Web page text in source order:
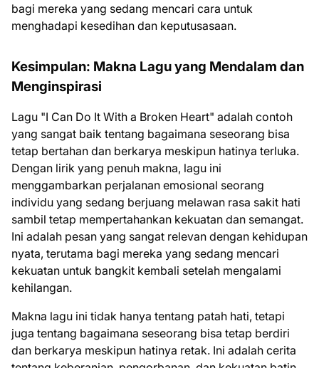
bagi mereka yang sedang mencari cara untuk
menghadapi kesedihan dan keputusasaan.
Kesimpulan: Makna Lagu yang Mendalam dan
Menginspirasi
Lagu "I Can Do It With a Broken Heart" adalah contoh
yang sangat baik tentang bagaimana seseorang bisa
tetap bertahan dan berkarya meskipun hatinya terluka.
Dengan lirik yang penuh makna, lagu ini
menggambarkan perjalanan emosional seorang
individu yang sedang berjuang melawan rasa sakit hati
sambil tetap mempertahankan kekuatan dan semangat.
Ini adalah pesan yang sangat relevan dengan kehidupan
nyata, terutama bagi mereka yang sedang mencari
kekuatan untuk bangkit kembali setelah mengalami
kehilangan.
Makna lagu ini tidak hanya tentang patah hati, tetapi
juga tentang bagaimana seseorang bisa tetap berdiri
dan berkarya meskipun hatinya retak. Ini adalah cerita